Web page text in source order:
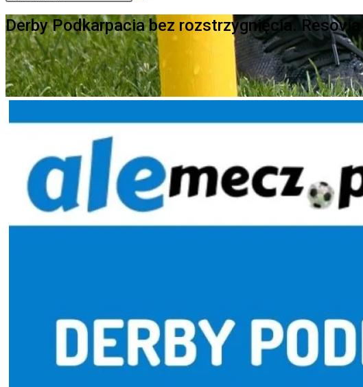
website
Derby Podkarpacia bez rozstrzygnięcia.